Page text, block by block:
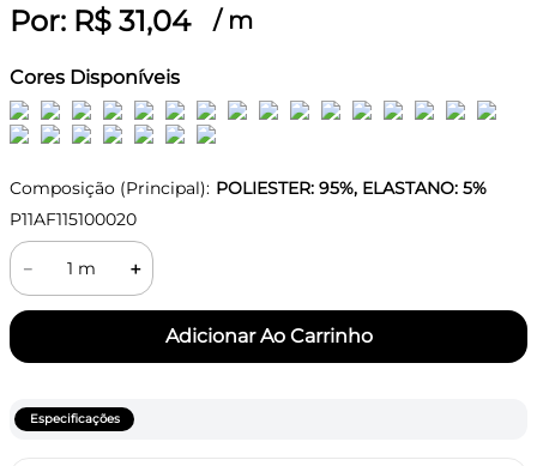
Por: R$ 31,04 / m
Cores Disponíveis
Composição (Principal): POLIESTER: 95%, ELASTANO: 5%
P11AF115100020
＋
－
Especificações